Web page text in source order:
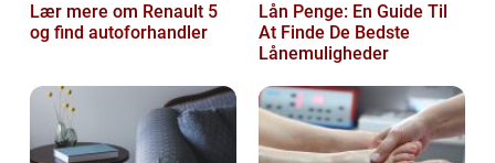
Lær mere om Renault 5
og find autoforhandler
Lån Penge: En Guide Til
At Finde De Bedste
Lånemuligheder